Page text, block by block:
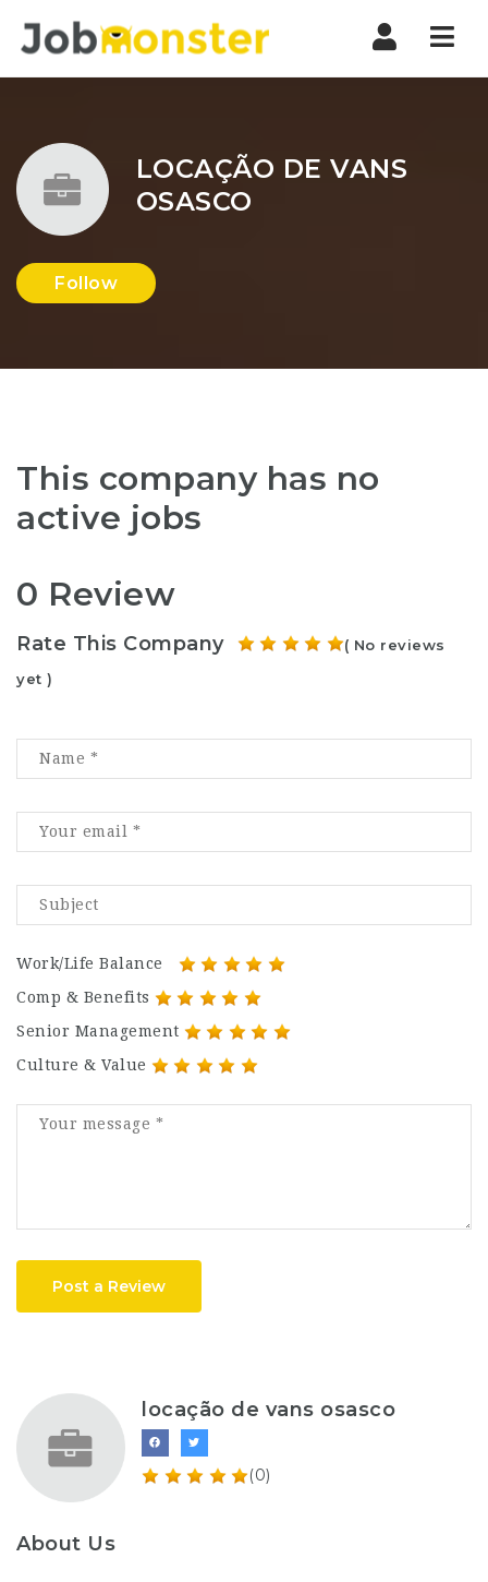
LOCAÇÃO DE VANS
OSASCO
Follow
This company has no
active jobs
0 Review
Rate This Company
( No reviews
yet )
Work/Life Balance
Comp & Benefits
Senior Management
Culture & Value
Post a Review
locação de vans osasco
(0)
About Us